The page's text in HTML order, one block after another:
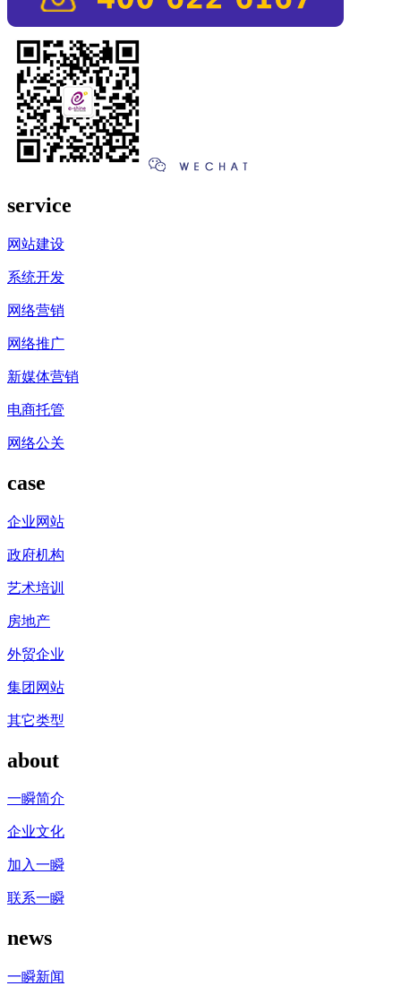
service
网站建设
系统开发
网络营销
网络推广
新媒体营销
电商托管
网络公关
case
企业网站
政府机构
艺术培训
房地产
外贸企业
集团网站
其它类型
about
一瞬简介
企业文化
加入一瞬
联系一瞬
news
一瞬新闻